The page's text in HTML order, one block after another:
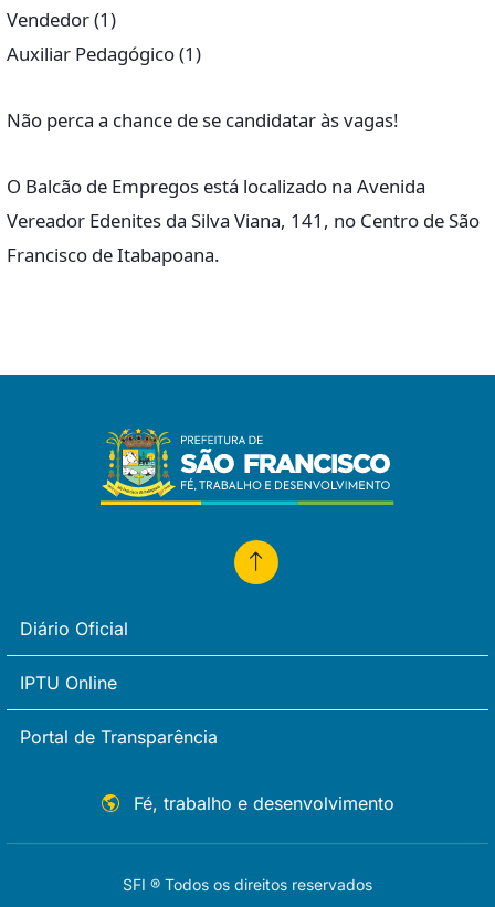
Vendedor (1)
Auxiliar Pedagógico (1)
Não perca a chance de se candidatar às vagas!
O Balcão de Empregos está localizado na Avenida
Vereador Edenites da Silva Viana, 141, no Centro de São
Francisco de Itabapoana.
Diário Oficial
IPTU Online
Portal de Transparência
Fé, trabalho e desenvolvimento
SFI ® Todos os direitos reservados